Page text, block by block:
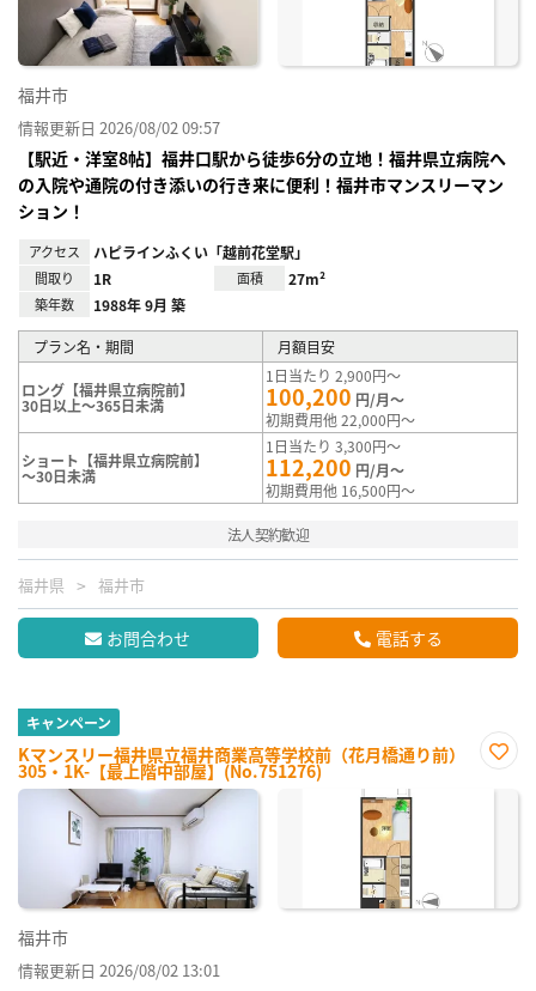
福井市
情報更新日 2026/08/02 09:57
【駅近・洋室8帖】福井口駅から徒歩6分の立地！福井県立病院へ
の入院や通院の付き添いの行き来に便利！福井市マンスリーマン
ション！
アクセス ハピラインふくい「越前花堂駅」
間取り 1R 面積 27m²
築年数 1988年 9月 築
プラン名・期間 月額目安
ロング【福井県立病院前】
30日以上～365日未満
1日当たり 2,900円～
100,200 円/月～
初期費用他 22,000円～
ショート【福井県立病院前】
～30日未満
1日当たり 3,300円～
112,200 円/月～
初期費用他 16,500円～
法人契約歓迎
福井県 福井市
お問合わせ 電話する
キャンペーン
Kマンスリー福井県立福井商業高等学校前（花月橋通り前）
305・1K-【最上階中部屋】(No.751276)
に入
福井市
情報更新日 2026/08/02 13:01